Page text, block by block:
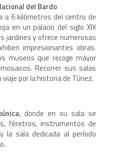
del Bardo
a 6 kilómetros del centro de
en un palacio del siglo XIX
jardines y ofrece numerosas
impresionantes obras.
museos que recoge mayor
Recorrer sus salas
viaje por la historia de Túnez.
, donde en su sala se
féretros, instrumentos de
la sala dedicada al período